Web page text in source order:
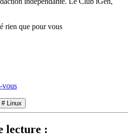
rien que pour vous
vous
# Linux
lecture :